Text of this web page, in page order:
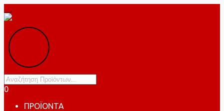
Products
search
0
ΠΡΟΪΟΝΤΑ